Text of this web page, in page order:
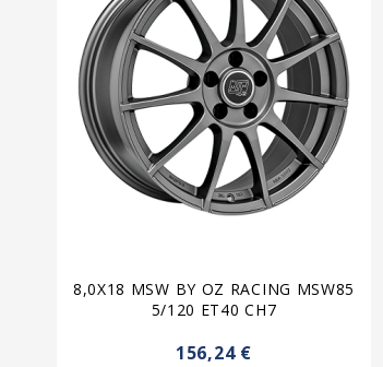
8,0X18 MSW BY OZ RACING MSW85
5/120 ET40 CH7
156,24 €